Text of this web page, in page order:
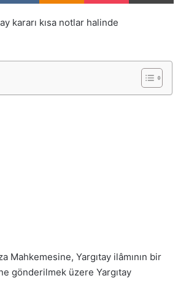
kararı kısa notlar halinde
Mahkemesine, Yargıtay ilâmının bir
gönderilmek üzere Yargıtay